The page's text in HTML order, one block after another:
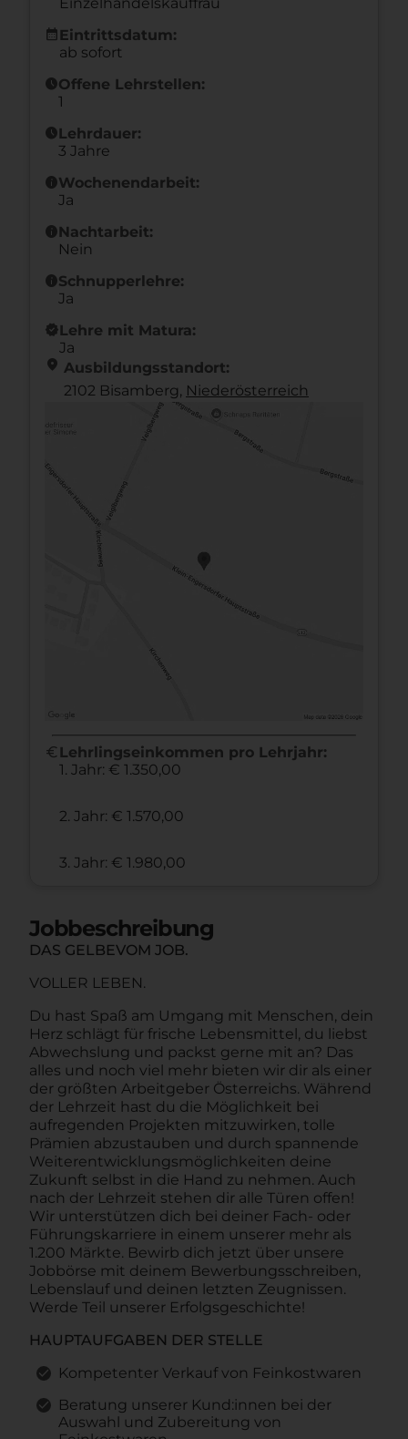
calendar_month Eintrittsdatum:
ab sofort
scheduleOffene Lehrstellen:
1
scheduleLehrdauer:
3 Jahre
infoWochenendarbeit:
Ja
infoNachtarbeit:
Nein
infoSchnupperlehre:
Ja
new_releasesLehre mit Matura:
Ja
location_on Ausbildungsstandort:
2102 Bisamberg, Nieder­österreich
euro Lehrlingseinkommen pro Lehrjahr:
1. Jahr: € 1.350,00
2. Jahr: € 1.570,00
3. Jahr: € 1.980,00
Jobbeschreibung
DAS GELBEVOM JOB.
VOLLER LEBEN.
Du hast Spaß am Umgang mit Menschen, dein
Herz schlägt für frische Lebensmittel, du liebst
Abwechslung und packst gerne mit an? Das
alles und noch viel mehr bieten wir dir als einer
der größten Arbeitgeber Österreichs. Während
der Lehrzeit hast du die Möglichkeit bei
aufregenden Projekten mitzuwirken, tolle
Prämien abzustauben und durch spannende
Weiterentwicklungsmöglichkeiten deine
Zukunft selbst in die Hand zu nehmen. Auch
nach der Lehrzeit stehen dir alle Türen offen!
Wir unterstützen dich bei deiner Fach- oder
Führungskarriere in einem unserer mehr als
1.200 Märkte. Bewirb dich jetzt über unsere
Jobbörse mit deinem Bewerbungsschreiben,
Lebenslauf und deinen letzten Zeugnissen.
Werde Teil unserer Erfolgsgeschichte!
HAUPTAUFGABEN DER STELLE
Kompetenter Verkauf von Feinkostwaren
Beratung unserer Kund:innen bei der
Auswahl und Zubereitung von